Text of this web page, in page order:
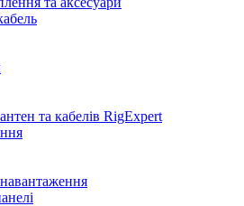
та кабелів RigExpert